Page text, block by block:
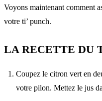
Voyons maintenant comment
votre ti’ punch.
LA RECETTE DU
Coupez le citron vert en
votre pilon. Mettez le jus